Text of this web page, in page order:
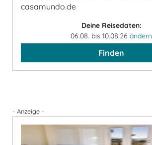
casamundo.de
Deine Reisedaten:
06.08. bis 10.08.26 ändern
Finden
- Anzeige -